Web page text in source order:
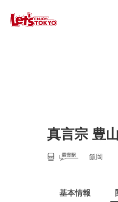
真言宗 豊
飯岡
基本情報